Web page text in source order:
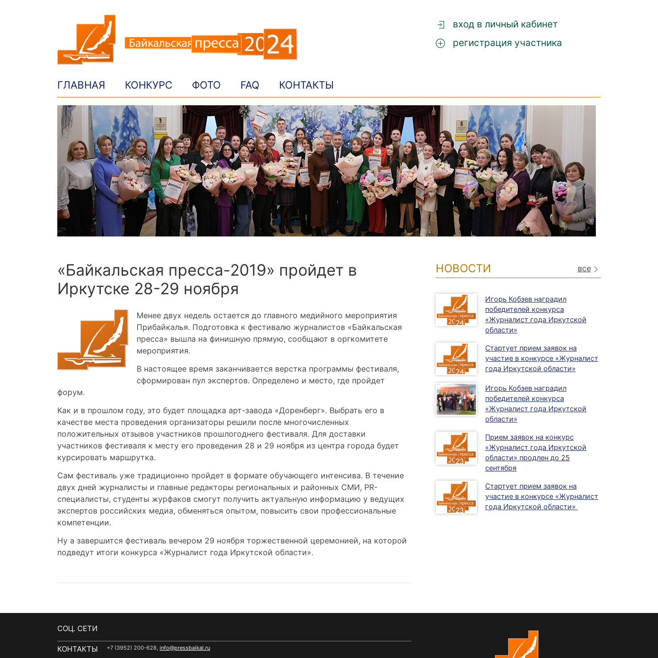
вход в личный кабинет
регистрация участника
ГЛАВНАЯ КОНКУРС ФОТО FAQ КОНТАКТЫ
«Байкальская пресса-2019» пройдет в
Иркутске 28-29 ноября
Менее двух недель остается до главного медийного мероприятия
Прибайкалья. Подготовка к фестивалю журналистов «Байкальская
пресса» вышла на финишную прямую, сообщают в оргкомитете
мероприятия.
В настоящее время заканчивается верстка программы фестиваля,
сформирован пул экспертов. Определено и место, где пройдет
форум.
Как и в прошлом году, это будет площадка арт-завода «Доренберг». Выбрать его в
качестве места проведения организаторы решили после многочисленных
положительных отзывов участников прошлогоднего фестиваля. Для доставки
участников фестиваля к месту его проведения 28 и 29 ноября из центра города будет
курсировать маршрутка.
Сам фестиваль уже традиционно пройдет в формате обучающего интенсива. В течение
двух дней журналисты и главные редакторы региональных и районных СМИ, PR-
специалисты, студенты журфаков смогут получить актуальную информацию у ведущих
экспертов российских медиа, обменяться опытом, повысить свои профессиональные
компетенции.
Ну а завершится фестиваль вечером 29 ноября торжественной церемонией, на которой
подведут итоги конкурса «Журналист года Иркутской области».
все
НОВОСТИ
Игорь Кобзев наградил
победителей конкурса
«Журналист года Иркутской
области»
Стартует прием заявок на
участие в конкурсе «Журналист
года Иркутской области»
Игорь Кобзев наградил
победителей конкурса
«Журналист года Иркутской
области»
Прием заявок на конкурс
«Журналист года Иркутской
области» продлен до 25
сентября
Стартует прием заявок на
участие в конкурсе «Журналист
года Иркутской области»
CОЦ. СЕТИ
КОНТАКТЫ +7 (3952) 200-628, info@pressbaikal.ru